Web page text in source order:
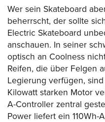
Wer sein Skateboard
beherrscht, der sollte
Electric Skateboard
anschauen. In seiner
optisch an Coolness
Reifen, die über Felgen
Legierung verfügen,
Kilowatt starken Motor
A-Controller zentral
Power liefert ein 110Wh-